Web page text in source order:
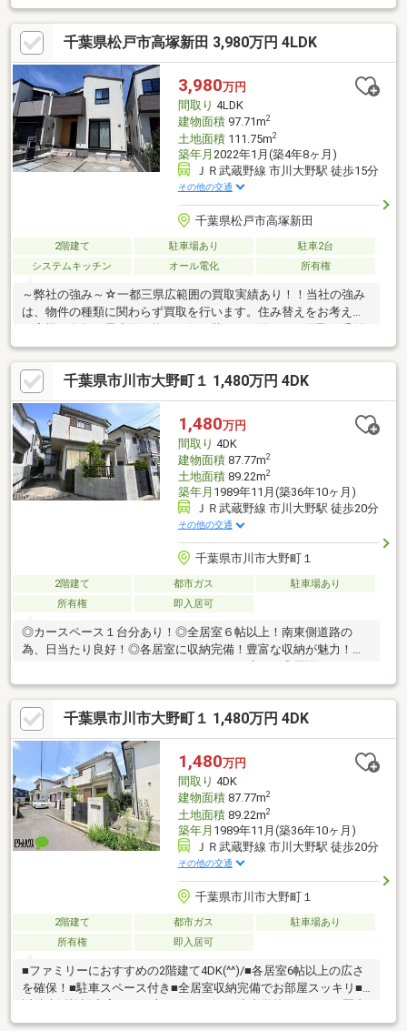
済。水回りも交換予定のため気持ちよくご入居できそうです。〇
外装リフォーム・シロアリ防蟻工事・通水検査・砕石敷き込み・
庭木伐採・不要物撤去工事etc…〇内装リフォーム・玄関鍵交換・
床フロアタイル重ね張り・クッションフロア張替・クロス張替
え・照明器具交換・水回り交換(キッチン、ユニットバス、洗面化
粧台、トイレ)・火災報知機設置・ドアホン交換・スイッチパネル
交換・配電盤交
千葉県松戸市高塚新田 3,980万円 4LDK
3,980万円
間取り 4LDK
建物面積97.71m2
土地面積111.75m2
築年月 2022年1月(築4年8ヶ月)
ＪＲ武蔵野線 市川大野駅 徒歩15分
その他の交通
千葉県松戸市高塚新田
2階建て 駐車場あり
駐車2台
システムキッチン
オール電化 所有権
～弊社の強み～☆一都三県広範囲の買取実績あり！！当社の強み
は、物件の種類に関わらず買取を行います。住み替えをお考えの
中です！！査定無料秘密厳守です。☆最新の相続情報が学べるセ
ミナーを随時実施しています。相続に関しては、毎月開催の無料
セミナーや相談サービスを提供し、専門家によるサポートも行い
ます。☆センチュリー21は全国の店舗数NO1！！弊社は昨年全店
舗で4位の実績があります。ネットワークを活かし、お客様に安心
と信頼のサービスを提供し、楽しい物件探しをサポートさせてい
ただきます。お気軽にご相談ください。
千葉県市川市大野町１ 1,480万円 4DK
1,480万円
間取り 4DK
建物面積87.77m2
土地面積89.22m2
築年月 1989年11月(築36年10ヶ月)
ＪＲ武蔵野線 市川大野駅 徒歩20分
その他の交通
千葉県市川市大野町１
2階建て 都市ガス
駐車場あり
所有権
即入居可
◎カースペース１台分あり！◎全居室６帖以上！南東側道路の
為、日当たり良好！◎各居室に収納完備！豊富な収納が魅力！◎
パーやコンビニなどお買い物施設充実！
千葉県市川市大野町１ 1,480万円 4DK
1,480万円
間取り 4DK
建物面積87.77m2
土地面積89.22m2
築年月 1989年11月(築36年10ヶ月)
ＪＲ武蔵野線 市川大野駅 徒歩20分
その他の交通
千葉県市川市大野町１
2階建て 都市ガス
駐車場あり
所有権
即入居可
■ファミリーにおすすめの2階建て4DK(^^)/■各居室6帖以上の広さ
を確保！■駐車スペース付き■全居室収納完備でお部屋スッキリ■
のためお子様の登下校も安心です！お問い合わせはもちろん、そ